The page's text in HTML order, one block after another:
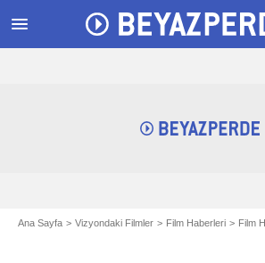
menu
Ana Sayfa Vizyondaki Filmler Film Haberleri Film